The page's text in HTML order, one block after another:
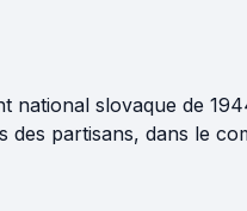
national slovaque de
partisans, dans le